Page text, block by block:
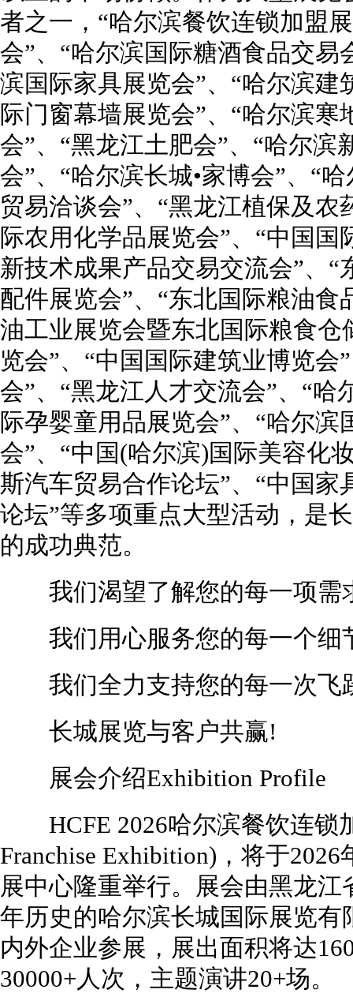
者之一，“哈尔滨餐饮连锁加盟
会”、“哈尔滨国际糖酒食品交易
滨国际家具展览会”、“哈尔滨建
际门窗幕墙展览会”、“哈尔滨
会”、“黑龙江土肥会”、“哈尔
会”、“哈尔滨长城•家博会”、“
贸易洽谈会”、“黑龙江植保及农
际农用化学品展览会”、“中国
新技术成果产品交易交流会”、
配件展览会”、“东北国际粮油
油工业展览会暨东北国际粮食
览会”、“中国国际建筑业博览会
会”、“黑龙江人才交流会”、“
际孕婴童用品展览会”、“哈尔
会”、“中国(哈尔滨)国际美容化
斯汽车贸易合作论坛”、“中国
论坛”等多项重点大型活动，是
的成功典范。
我们渴望了解您的每一项需
我们用心服务您的每一个细
我们全力支持您的每一次飞
长城展览与客户共赢!
展会介绍Exhibition Profile
HCFE 2026哈尔滨餐饮连锁
Franchise Exhibition)，将于
展中心隆重举行。展会由黑龙
年历史的哈尔滨长城国际展览
内外企业参展，展出面积将达
30000+人次，主题演讲20+场。